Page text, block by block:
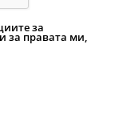
за
за правата ми,